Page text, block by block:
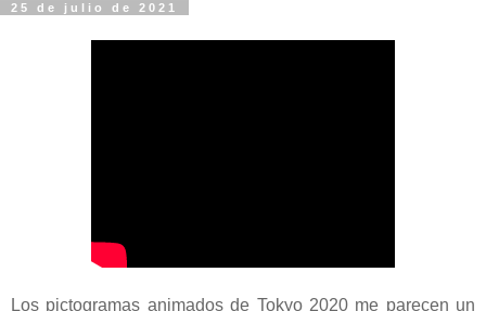
25 de julio de 2021
Los pictogramas animados de Tokyo 2020 me parecen un